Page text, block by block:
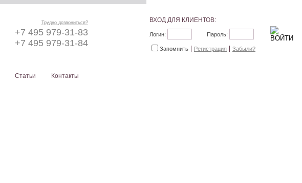
Трудно дозвониться?
+7 495 979-31-83
+7 495 979-31-84
ВХОД ДЛЯ КЛИЕНТОВ:
Логин: Пароль:
Запомнить Регистрация Забыли?
Статьи Контакты